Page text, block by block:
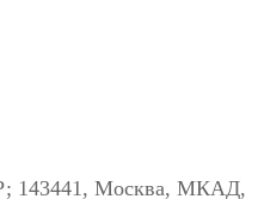
Москва, МКАД,